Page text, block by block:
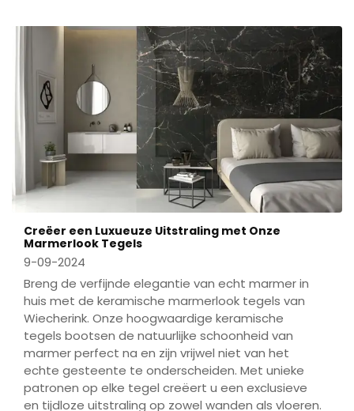
Creëer een Luxueuze Uitstraling met Onze
Marmerlook Tegels
9-09-2024
Breng de verfijnde elegantie van echt marmer in
huis met de keramische marmerlook tegels van
Wiecherink. Onze hoogwaardige keramische
tegels bootsen de natuurlijke schoonheid van
marmer perfect na en zijn vrijwel niet van het
echte gesteente te onderscheiden. Met unieke
patronen op elke tegel creëert u een exclusieve
en tijdloze uitstraling op zowel wanden als vloeren.